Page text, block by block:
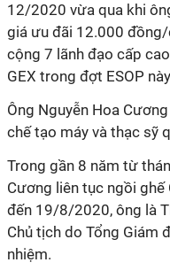
12/2020 vừa qua khi
giá ưu đãi 12.000 đồng/
cộng 7 lãnh đạo cấp
GEX trong đợt ESOP
Ông Nguyễn Hoa
chế tạo máy và thạc sỹ
Trong gần 8 năm từ
Cương liên tục ngồi
đến 19/8/2020, ông là
Chủ tịch do Tổng Giám
nhiệm.